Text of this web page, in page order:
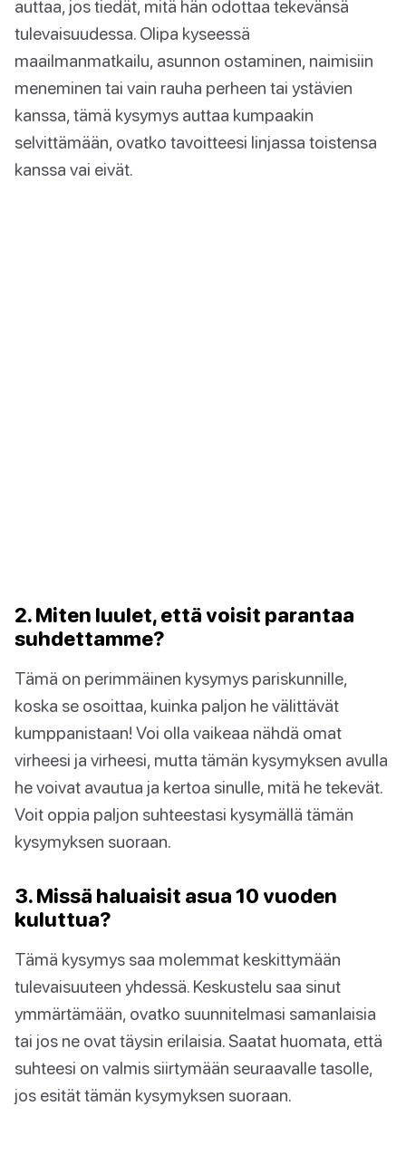
auttaa, jos tiedät, mitä hän odottaa tekevänsä
tulevaisuudessa. Olipa kyseessä
maailmanmatkailu, asunnon ostaminen, naimisiin
meneminen tai vain rauha perheen tai ystävien
kanssa, tämä kysymys auttaa kumpaakin
selvittämään, ovatko tavoitteesi linjassa toistensa
kanssa vai eivät.
2. Miten luulet, että voisit parantaa
suhdettamme?
Tämä on perimmäinen kysymys pariskunnille,
koska se osoittaa, kuinka paljon he välittävät
kumppanistaan! Voi olla vaikeaa nähdä omat
virheesi ja virheesi, mutta tämän kysymyksen avulla
he voivat avautua ja kertoa sinulle, mitä he tekevät.
Voit oppia paljon suhteestasi kysymällä tämän
kysymyksen suoraan.
3. Missä haluaisit asua 10 vuoden
kuluttua?
Tämä kysymys saa molemmat keskittymään
tulevaisuuteen yhdessä. Keskustelu saa sinut
ymmärtämään, ovatko suunnitelmasi samanlaisia
tai jos ne ovat täysin erilaisia. Saatat huomata, että
suhteesi on valmis siirtymään seuraavalle tasolle,
jos esität tämän kysymyksen suoraan.